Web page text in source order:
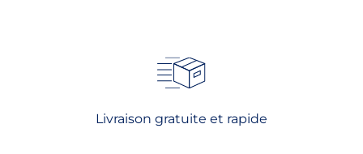
Livraison gratuite et rapide